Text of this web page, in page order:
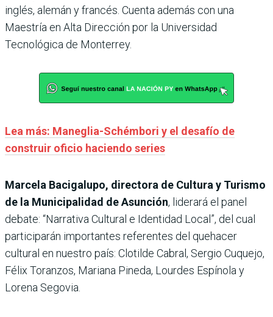
inglés, alemán y francés. Cuenta además con una
Maestría en Alta Dirección por la Universidad
Tecnológica de Monterrey.
Lea más: Maneglia-Schémbori y el desafío de
construir oficio haciendo series
Marcela Bacigalupo, directora de Cultura y Turismo
de la Municipalidad de Asunción, liderará el panel
debate: “Narrativa Cultural e Identidad Local”, del cual
participarán importantes referentes del quehacer
cultural en nuestro país: Clotilde Cabral, Sergio Cuquejo,
Félix Toranzos, Mariana Pineda, Lourdes Espínola y
Lorena Segovia.